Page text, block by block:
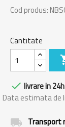
Cod produs:
Cantitate
 livrare in
Data estimata de
local_shipping Transport